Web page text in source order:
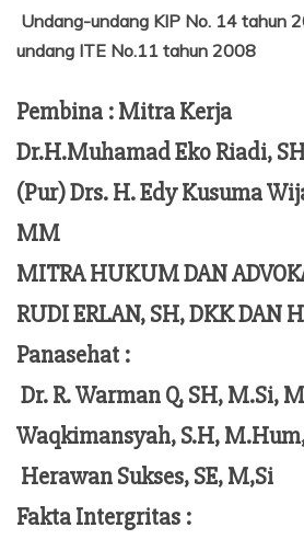
Undang-undang KIP No. 14 tahun
undang ITE No.11 tahun 2008
Pembina : Mitra Kerja
Dr.H.Muhamad Eko Riadi,
(Pur) Drs. H. Edy Kusuma
MM
MITRA HUKUM DAN
RUDI ERLAN, SH, DKK DAN
Panasehat :
Dr. R. Warman Q, SH, M.Si,
Waqkimansyah, S.H,
Herawan Sukses, SE, M,Si
Fakta Intergritas :